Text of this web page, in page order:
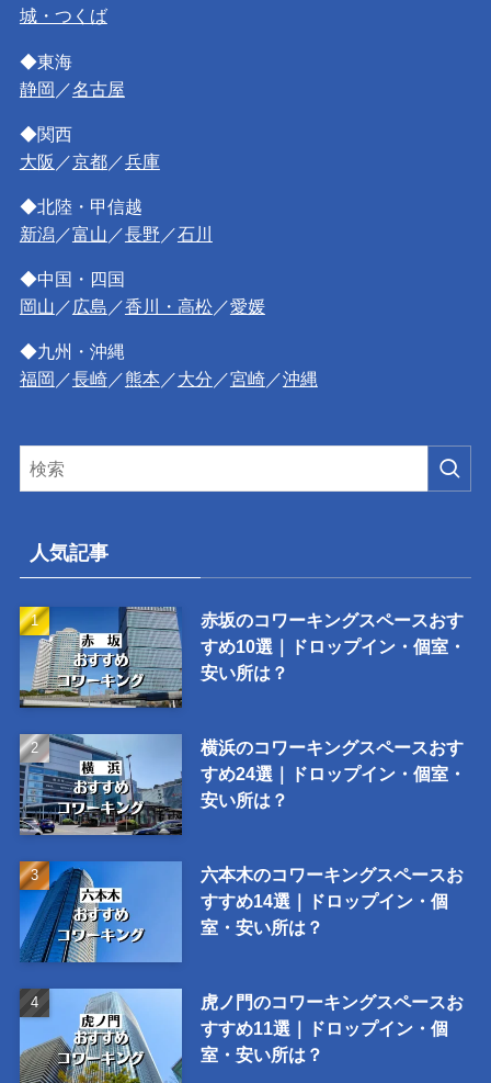
城・つくば
◆東海
静岡 ／名古屋
◆関西
大阪 ／京都／兵庫
◆北陸・甲信越
新潟 ／富山 ／長野 ／石川
◆中国・四国
岡山 ／ 広島 ／香川・高松／愛媛
◆九州・沖縄
福岡 ／長崎／熊本 ／大分 ／宮崎／沖縄
人気記事
赤坂のコワーキングスペースおす
すめ10選｜ドロップイン・個室・
安い所は？
横浜のコワーキングスペースおす
すめ24選｜ドロップイン・個室・
安い所は？
六本木のコワーキングスペースお
すすめ14選｜ドロップイン・個
室・安い所は？
虎ノ門のコワーキングスペースお
すすめ11選｜ドロップイン・個
室・安い所は？